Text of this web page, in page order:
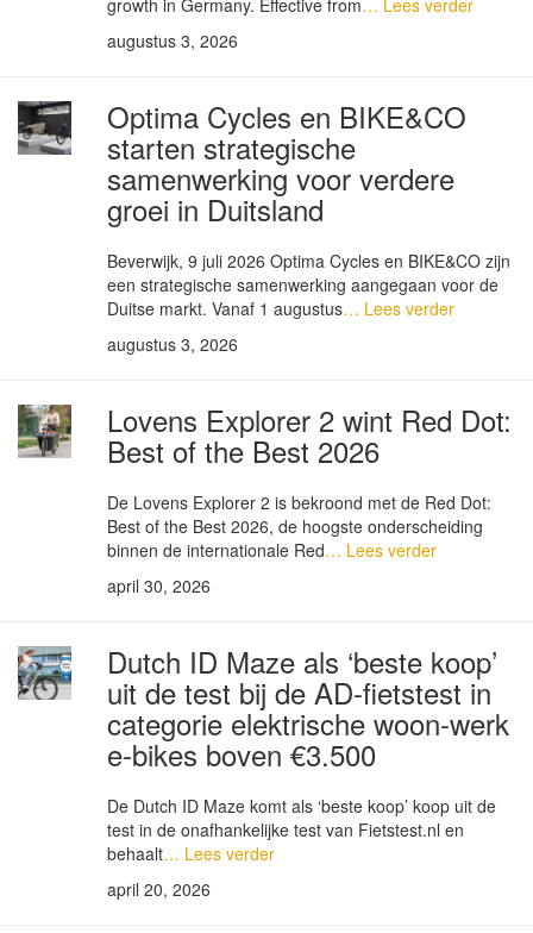
growth in Germany. Effective from… Lees verder
augustus 3, 2026
Optima Cycles en BIKE&CO
starten strategische
samenwerking voor verdere
groei in Duitsland
Beverwijk, 9 juli 2026 Optima Cycles en BIKE&CO zijn
een strategische samenwerking aangegaan voor de
Duitse markt. Vanaf 1 augustus… Lees verder
augustus 3, 2026
Lovens Explorer 2 wint Red Dot:
Best of the Best 2026
De Lovens Explorer 2 is bekroond met de Red Dot:
Best of the Best 2026, de hoogste onderscheiding
binnen de internationale Red… Lees verder
april 30, 2026
Dutch ID Maze als ‘beste koop’
uit de test bij de AD-fietstest in
categorie elektrische woon-werk
e-bikes boven €3.500
De Dutch ID Maze komt als ‘beste koop’ koop uit de
test in de onafhankelijke test van Fietstest.nl en
behaalt… Lees verder
april 20, 2026